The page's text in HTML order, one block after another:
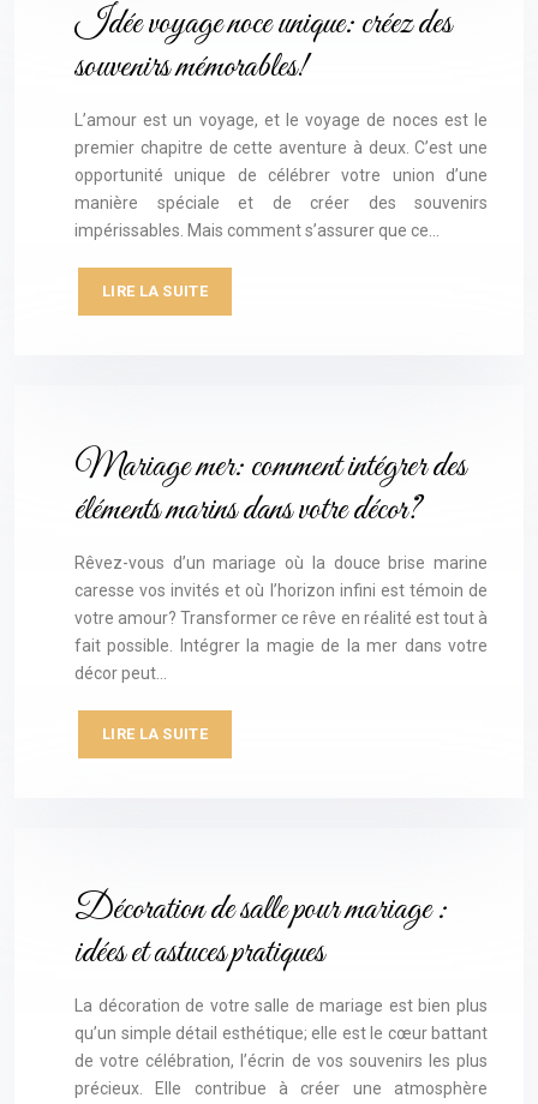
Idée voyage noce unique: créez des
souvenirs mémorables!
L’amour est un voyage, et le voyage de noces est le
premier chapitre de cette aventure à deux. C’est une
opportunité unique de célébrer votre union d’une
manière spéciale et de créer des souvenirs
impérissables. Mais comment s’assurer que ce…
LIRE LA SUITE
Mariage mer: comment intégrer des
éléments marins dans votre décor?
Rêvez-vous d’un mariage où la douce brise marine
caresse vos invités et où l’horizon infini est témoin de
votre amour? Transformer ce rêve en réalité est tout à
fait possible. Intégrer la magie de la mer dans votre
décor peut…
LIRE LA SUITE
Décoration de salle pour mariage :
idées et astuces pratiques
La décoration de votre salle de mariage est bien plus
qu’un simple détail esthétique; elle est le cœur battant
de votre célébration, l’écrin de vos souvenirs les plus
précieux. Elle contribue à créer une atmosphère